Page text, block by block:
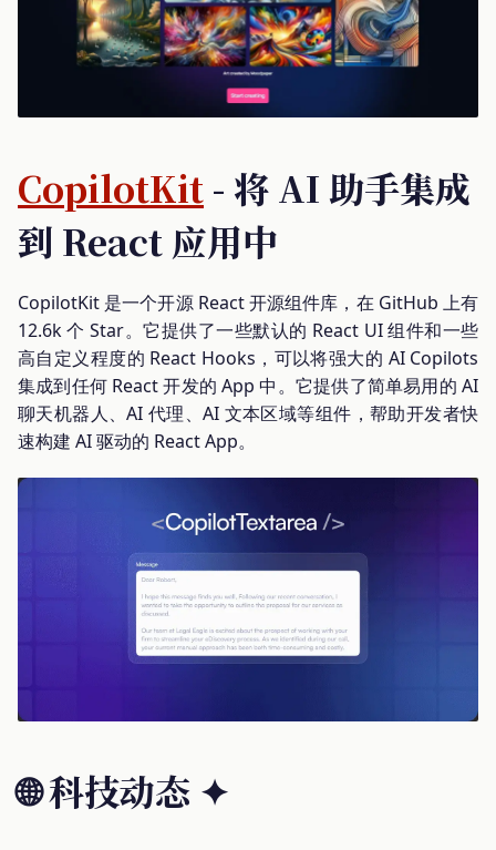
CopilotKit- 将 AI 助手集成
到 React 应用中
CopilotKit 是一个开源 React 开源组件库，在 GitHub 上有
12.6k 个 Star。它提供了一些默认的 React UI 组件和一些
高自定义程度的 React Hooks，可以将强大的 AI Copilots
集成到任何 React 开发的 App 中。它提供了简单易用的 AI
聊天机器人、AI 代理、AI 文本区域等组件，帮助开发者快
速构建 AI 驱动的 React App。
🌐 科技动态 ✦